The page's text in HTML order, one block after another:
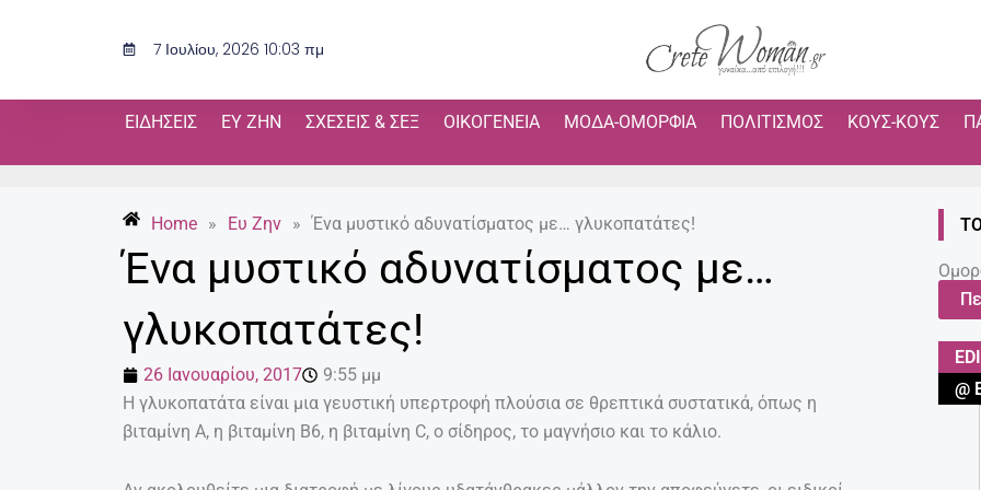
7 Ιουλίου, 2026 10:03 πμ
ΕΙΔΉΣΕΙΣ ΕΥ ΖΗΝ ΣΧΈΣΕΙΣ & ΣΕΞ ΟΙΚΟΓΈΝΕΙΑ ΜΌΔΑ-ΟΜΟΡΦΙΆ ΠΟΛΙΤΙΣΜΌΣ ΚΟΥΣ-ΚΟΥΣ
Home » Ευ Ζην » Ένα μυστικό αδυνατίσματος με… γλυκοπατάτες!
Ένα μυστικό αδυνατίσματος με…
γλυκοπατάτες!
26 Ιανουαρίου, 2017
9:55 μμ
Η γλυκοπατάτα είναι μια γευστική υπερτροφή πλούσια σε θρεπτικά συστατικά, όπως η
βιταμίνη Α, η βιταμίνη Β6, η βιταμίνη C, ο σίδηρος, το μαγνήσιο και το κάλιο.
@